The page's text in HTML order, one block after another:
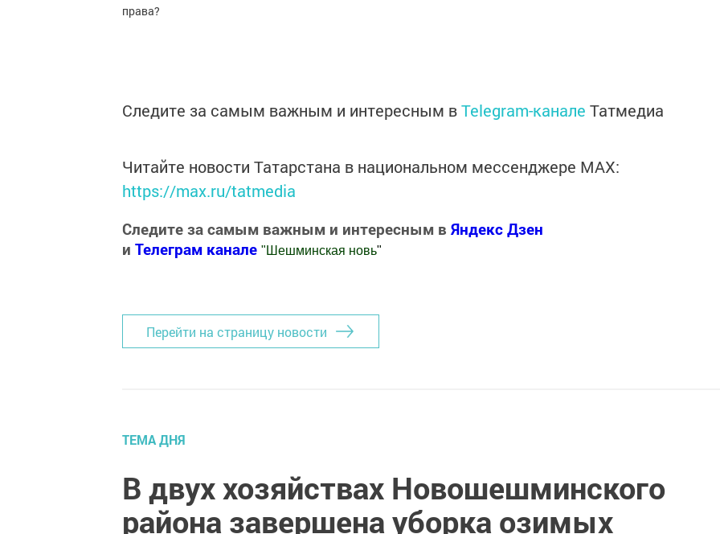
права?
Следите за самым важным и интересным вTelegram-канале Татмедиа
Читайте новости Татарстана в национальном мессенджере MАХ:
https://max.ru/tatmedia
Следите за самым важным и интересным в Яндекс Дзен
и Телеграм канале " Шешминская новь"
Перейти на страницу новости
ТЕМА ДНЯ
В двух хозяйствах Новошешминского
района завершена уборка озимых